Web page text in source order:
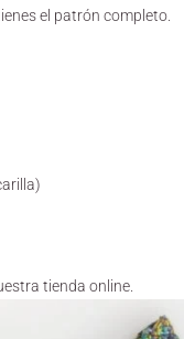
el patrón completo.
tienda online